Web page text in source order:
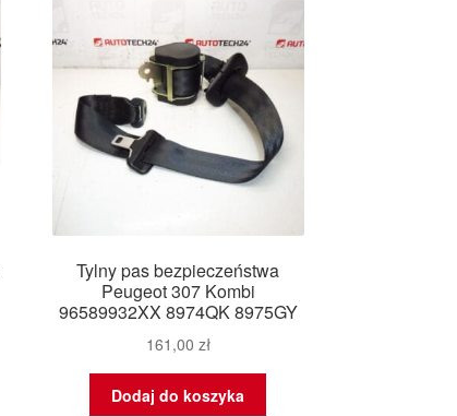
Tylny pas bezpieczeństwa
Peugeot 307 Kombi
96589932XX 8974QK 8975GY
161,00 zł
Dodaj do koszyka